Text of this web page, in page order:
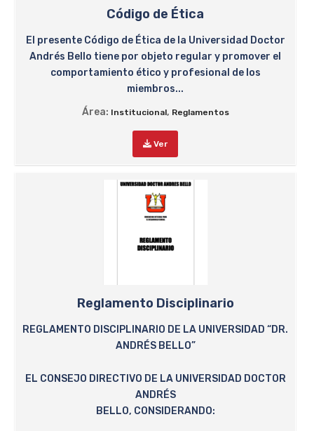
Código de Ética
El presente Código de Ética de la Universidad Doctor
Andrés Bello tiene por objeto regular y promover el
comportamiento ético y profesional de los
miembros...
Área: Institucional, Reglamentos
Ver
Reglamento Disciplinario
REGLAMENTO DISCIPLINARIO DE LA UNIVERSIDAD “DR.
ANDRÉS BELLO”
EL CONSEJO DIRECTIVO DE LA UNIVERSIDAD DOCTOR
ANDRÉS
BELLO, CONSIDERANDO: